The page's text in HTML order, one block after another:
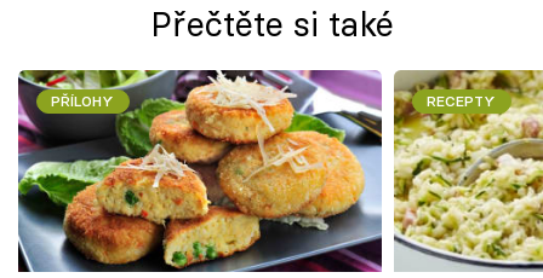
Přečtěte si také
PŘÍLOHY RECEPTY